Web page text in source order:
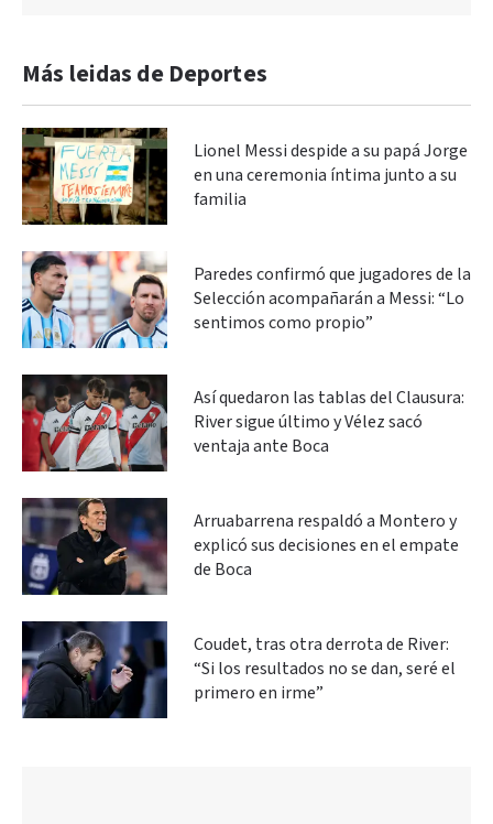
Más leidas de Deportes
Lionel Messi despide a su papá Jorge
en una ceremonia íntima junto a su
familia
Paredes confirmó que jugadores de la
Selección acompañarán a Messi: “Lo
sentimos como propio”
Así quedaron las tablas del Clausura:
River sigue último y Vélez sacó
ventaja ante Boca
Arruabarrena respaldó a Montero y
explicó sus decisiones en el empate
de Boca
Coudet, tras otra derrota de River:
“Si los resultados no se dan, seré el
primero en irme”